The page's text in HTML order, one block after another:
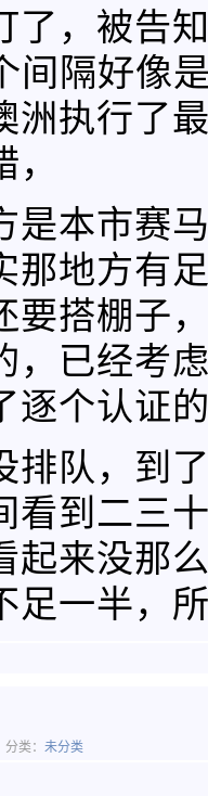
了，被告
间隔好像
洲执行了
是本市赛
那地方有
要搭棚子
，已经考
逐个认证
排队，到
看到二三
起来没那
足一半，
分类： 未分类